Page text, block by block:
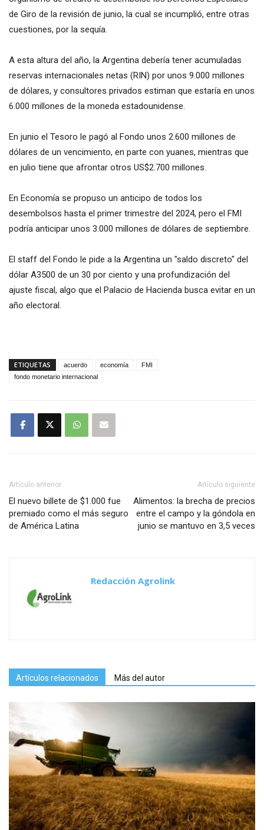
de Giro de la revisión de junio, la cual se incumplió, entre otras
cuestiones, por la sequía.
A esta altura del año, la Argentina debería tener acumuladas
reservas internacionales netas (RIN) por unos 9.000 millones
de dólares, y consultores privados estiman que estaría en unos
6.000 millones de la moneda estadounidense.
En junio el Tesoro le pagó al Fondo unos 2.600 millones de
dólares de un vencimiento, en parte con yuanes, mientras que
en julio tiene que afrontar otros US$2.700 millones.
En Economía se propuso un anticipo de todos los
desembolsos hasta el primer trimestre del 2024, pero el FMI
podría anticipar unos 3.000 millones de dólares de septiembre.
El staff del Fondo le pide a la Argentina un "saldo discreto" del
dólar A3500 de un 30 por ciento y una profundización del
ajuste fiscal, algo que el Palacio de Hacienda busca evitar en un
año electoral.
ETIQUETAS acuerdo economía
FMI
fondo monetario internacional
Artículo anterior
El nuevo billete de $1.000 fue
premiado como el más seguro
de América Latina
Artículo siguiente
Alimentos: la brecha de precios
entre el campo y la góndola en
junio se mantuvo en 3,5 veces
Redacción Agrolink
Artículos relacionados Más del autor